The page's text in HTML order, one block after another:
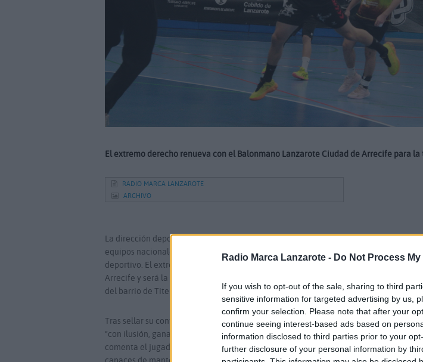
Radio Marca Lanzarote - Do Not Process
If you wish to opt-out of the sale, sharing to third
sensitive information for targeted advertising by us,
confirm your selection. Please note that after your
continue seeing interest-based ads based on
information disclosed to third parties prior to your
further disclosure of your personal information by
El extremo derecho renueva con el Balonmano Lanzarote Ciudad de Arrecife para la
RADIO MARCA LANZAROTE
ARCHIVO
La dirección deportiva delCB San José Obrerocontinúa trabajando para perfilar las
equipos nacionales y afrontar con las máximas garantías una nueva y exigente
deportivo. El extremo Aday González ha ampliado su vinculación con el Balonmano
Arrecife y será la próxima temporada
del barrio de Titerroy.
Tras sellar su continuidad una temporada más, Aday González asegura que afronta
“con ilusión, ganas y mucha confianza en mí mismo”. “La temporada pasada fue un
comenta el jugador, y explica que “pese a todos nuestros aciertos y también a